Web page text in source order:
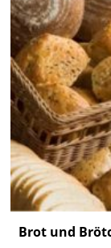
Brot und